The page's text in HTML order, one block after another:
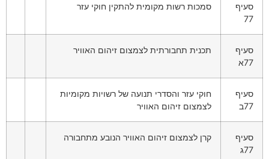
סעיף
77
סמכות רשות מקומית להתקין חוקי עזר
סעיף
77א
תכנית תחבורתית לצמצום זיהום האוויר
סעיף
77ב
חוקי עזר והסדרי תנועה של רשויות מקומיות
לצמצום זיהום האוויר
סעיף
77ג
קרן לצמצום זיהום האוויר הנובע מתחבורה